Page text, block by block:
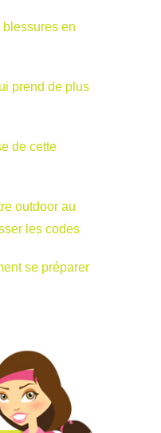
en
prend de plus
de cette
outdoor au
les codes
se préparer